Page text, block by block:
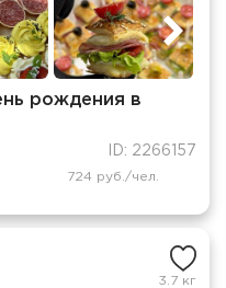
рождения в
ID: 2266157
724 руб./чел.
3.7 кг